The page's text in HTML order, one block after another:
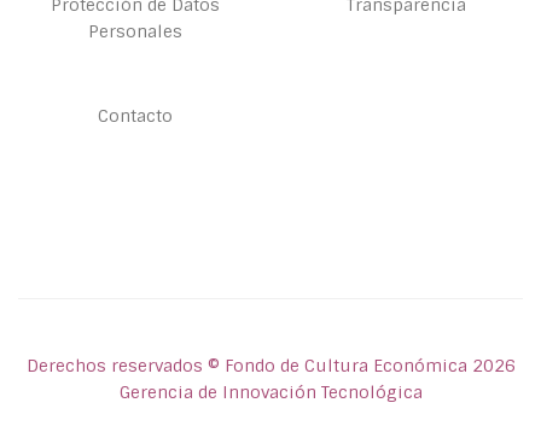
Protección de Datos
Personales
Transparencia
Contacto
Derechos reservados © Fondo de Cultura Económica 2026
Gerencia de Innovación Tecnológica